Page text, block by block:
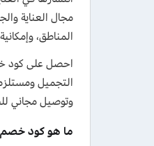
مجال العناية
المناطق،
وتوصيل مجاني للطلبات بمبلغ 249 درهم لجميع إمارات الدولة، فضلا عن
ما هو كود خصم